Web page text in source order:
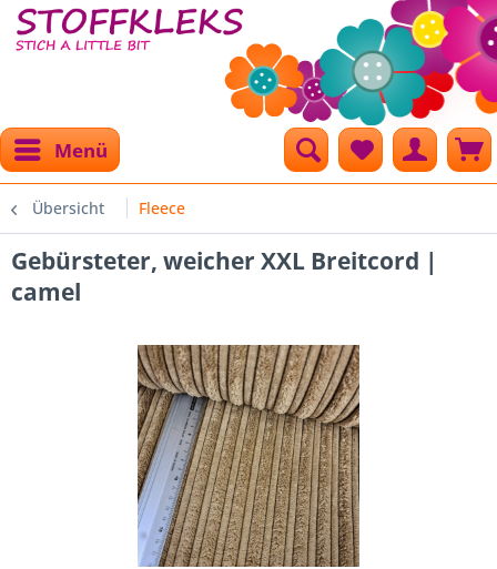
Menü
Übersicht Fleece
Gebürsteter, weicher XXL Breitcord |
camel